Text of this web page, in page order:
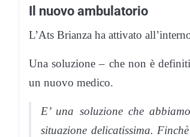
Il nuovo ambulatorio
L’Ats Brianza ha attivato
Una soluzione – che non è
un nuovo medico.
E’ una soluzione che
situazione delicatissima.